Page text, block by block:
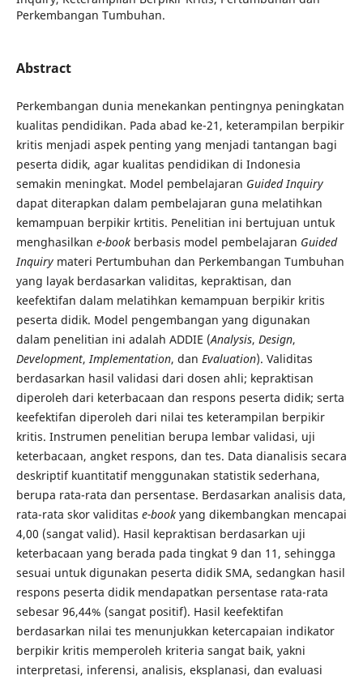
Perkembangan Tumbuhan.
Abstract
Perkembangan dunia menekankan pentingnya peningkatan
kualitas pendidikan. Pada abad ke-21, keterampilan berpikir
kritis menjadi aspek penting yang menjadi tantangan bagi
peserta didik, agar kualitas pendidikan di Indonesia
semakin meningkat. Model pembelajaran Guided Inquiry
dapat diterapkan dalam pembelajaran guna melatihkan
kemampuan berpikir krtitis. Penelitian ini bertujuan untuk
menghasilkan e-book berbasis model pembelajaran Guided
Inquirymateri Pertumbuhan dan Perkembangan Tumbuhan
yang layak berdasarkan validitas, kepraktisan, dan
keefektifan dalam melatihkan kemampuan berpikir kritis
peserta didik. Model pengembangan yang digunakan
dalam penelitian ini adalah ADDIE (Analysis, Design,
Development,Implementation, dan Evaluation). Validitas
berdasarkan hasil validasi dari dosen ahli; kepraktisan
diperoleh dari keterbacaan dan respons peserta didik; serta
keefektifan diperoleh dari nilai tes keterampilan berpikir
kritis. Instrumen penelitian berupa lembar validasi, uji
keterbacaan, angket respons, dan tes. Data dianalisis secara
deskriptif kuantitatif menggunakan statistik sederhana,
berupa rata-rata dan persentase. Berdasarkan analisis data,
rata-rata skor validitas e-bookyang dikembangkan mencapai
4,00 (sangat valid). Hasil kepraktisan berdasarkan uji
keterbacaan yang berada pada tingkat 9 dan 11, sehingga
sesuai untuk digunakan peserta didik SMA, sedangkan hasil
respons peserta didik mendapatkan persentase rata-rata
sebesar 96,44% (sangat positif). Hasil keefektifan
berdasarkan nilai tes menunjukkan ketercapaian indikator
berpikir kritis memperoleh kriteria sangat baik, yakni
interpretasi, inferensi, analisis, eksplanasi, dan evaluasi